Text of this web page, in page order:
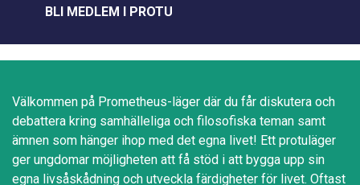
BLI MEDLEM I PROTU
Välkommen på Prometheus-läger där du får diskutera och
debattera kring samhälleliga och filosofiska teman samt
ämnen som hänger ihop med det egna livet! Ett protuläger
ger ungdomar möjligheten att få stöd i att bygga upp sin
egna livsåskådning och utveckla färdigheter för livet. Oftast